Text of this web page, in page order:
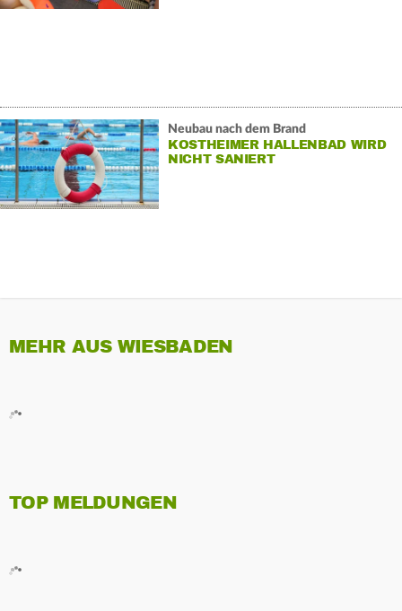
Neubau nach dem Brand
KOSTHEIMER HALLENBAD WIRD
NICHT SANIERT
MEHR AUS WIESBADEN
TOP MELDUNGEN